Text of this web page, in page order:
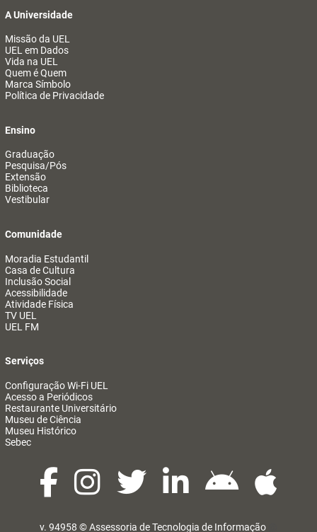
A Universidade
Missão da UEL
UEL em Dados
Vida na UEL
Quem é Quem
Marca Símbolo
Política de Privacidade
Ensino
Graduação
Pesquisa/Pós
Extensão
Biblioteca
Vestibular
Comunidade
Moradia Estudantil
Casa de Cultura
Inclusão Social
Acessibilidade
Atividade Física
TV UEL
UEL FM
Serviços
Configuração Wi-Fi UEL
Acesso a Periódicos
Restaurante Universitário
Museu de Ciência
Museu Histórico
Sebec
v. 94958 ©Assessoria de Tecnologia de Informação